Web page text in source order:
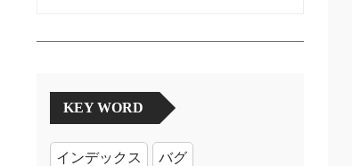
KEY WORD
インデックス バグ